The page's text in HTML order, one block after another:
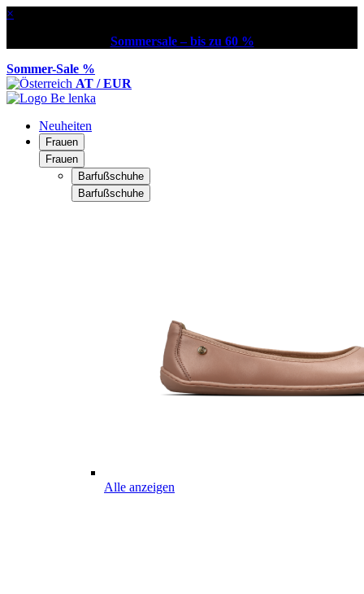
×
Sommersale – bis zu 60 %
Sommer-Sale %
AT / EUR
Neuheiten
Frauen
Frauen
Barfußschuhe
Barfußschuhe
Alle anzeigen